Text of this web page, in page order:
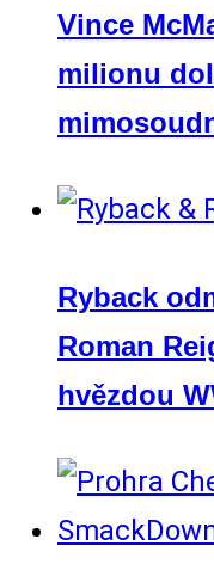
Vince
milionu
Ryback
Roman
hvězdou